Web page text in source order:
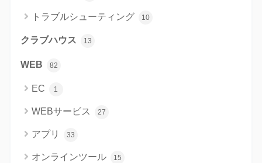
トラブルシューティング 10
クラブハウス 13
WEB 82
EC 1
WEBサービス 27
アプリ 33
オンラインツール 15